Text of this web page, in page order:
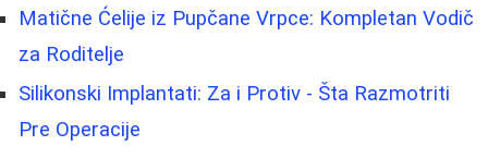
Matične Ćelije iz Pupčane Vrpce: Kompletan Vodič
za Roditelje
Silikonski Implantati: Za i Protiv - Šta Razmotriti
Pre Operacije